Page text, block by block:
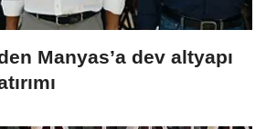
Manyas’a dev altyapı